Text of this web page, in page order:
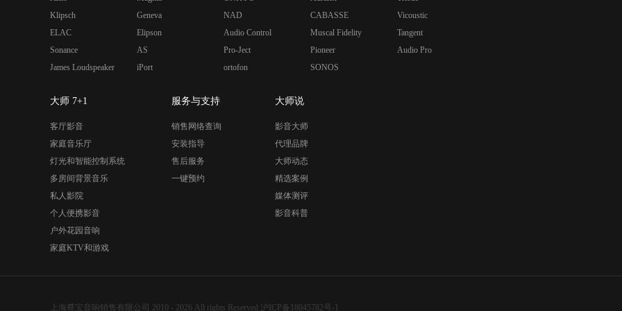
Klipsch
ELAC
Sonance
James Loudspeaker
Geneva
Elipson
AS
iPort
NAD
Audio Control
Pro-Ject
ortofon
CABASSE
Muscal Fidelity
Pioneer
SONOS
Vicoustic
Tangent
Audio Pro
大师 7+1
客厅影音
家庭音乐厅
灯光和智能控制系统
多房间背景音乐
私人影院
个人便携影音
户外花园音响
家庭KTV和游戏
服务与支持
销售网络查询
安装指导
售后服务
一键预约
大师说
影音大师
代理品牌
大师动态
精选案例
媒体测评
影音科普
上海尊宝音响销售有限公司 2010 - 2026 All rights Reserved 沪ICP备18045782号-1